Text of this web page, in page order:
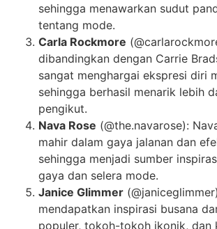
sehingga menawarkan sudut
tentang mode.
Carla Rockmore
dibandingkan dengan Carrie
sangat menghargai ekspresi diri
sehingga berhasil menarik lebih
pengikut.
Nava Rose (@the.navarose):
mahir dalam gaya jalanan dan
sehingga menjadi sumber
gaya dan selera mode.
Janice Glimmer
mendapatkan inspirasi busana
populer, tokoh-tokoh ikonik, dan